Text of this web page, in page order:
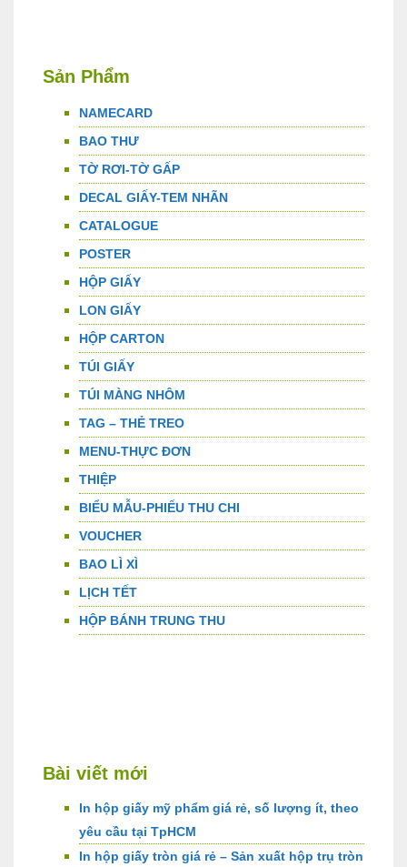
Sản Phẩm
NAMECARD
BAO THƯ
TỜ RƠI-TỜ GẤP
DECAL GIẤY-TEM NHÃN
CATALOGUE
POSTER
HỘP GIẤY
LON GIẤY
HỘP CARTON
TÚI GIẤY
TÚI MÀNG NHÔM
TAG – THẺ TREO
MENU-THỰC ĐƠN
THIỆP
BIỂU MẪU-PHIẾU THU CHI
VOUCHER
BAO LÌ XÌ
LỊCH TẾT
HỘP BÁNH TRUNG THU
Bài viết mới
In hộp giấy mỹ phẩm giá rẻ, số lượng ít, theo
yêu cầu tại TpHCM
In hộp giấy tròn giá rẻ – Sản xuất hộp trụ tròn